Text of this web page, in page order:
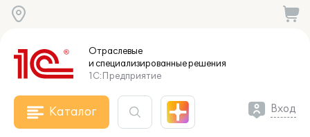
Отраслевые
и специализированныерешения
1С:Предприятие
Каталог Вход